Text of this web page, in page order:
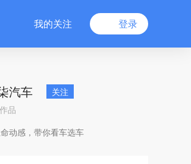
我的关注 登录
汽车
关注
作品
动感，带你看车选车